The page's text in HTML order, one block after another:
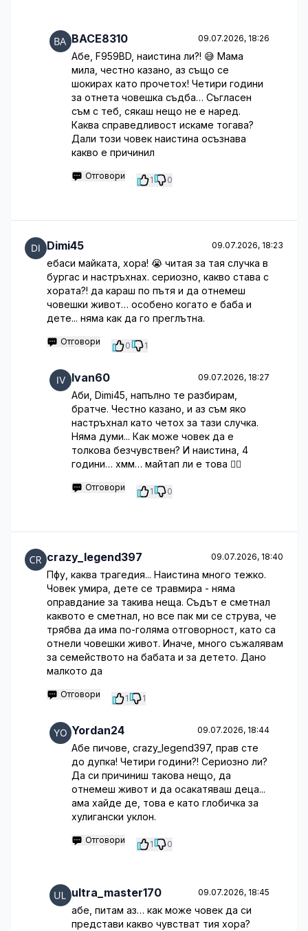
BACE8310 09.07.2026, 18:26
Абе, F959BD, наистина ли?! 😅 Мама
мила, честно казано, аз също се
шокирах като прочетох! Четири години
за отнета човешка съдба… Съгласен
съм с теб, сякаш нещо не е наред.
Каква справедливост искаме тогава?
Дали този човек наистина осъзнава
какво е причинил
Отговори 1 0
Dimi45 09.07.2026, 18:23
ебаси майката, хора! 😭 читая за тая случка в
бургас и настръхнах. сериозно, какво става с
хората?! да караш по пътя и да отнемеш
човешки живот… особено когато е баба и
дете... няма как да го преглътна.
Отговори 0 1
Ivan60 09.07.2026, 18:27
Аби, Dimi45, напълно те разбирам,
братче. Честно казано, и аз съм яко
настръхнал като четох за тази случка.
Няма думи... Как може човек да е
толкова безчувствен? И наистина, 4
години… хмм… майтап ли е това 🤦‍♂️
Отговори 1 0
crazy_legend397 09.07.2026, 18:40
Пфу, каква трагедия... Наистина много тежко.
Човек умира, дете се травмира - няма
оправдание за такива неща. Съдът е сметнал
каквото е сметнал, но все пак ми се струва, че
трябва да има по-голяма отговорност, като са
отнели човешки живот. Иначе, много съжалявам
за семейството на бабата и за детето. Дано
малкото да
Отговори 1 1
Yordan24 09.07.2026, 18:44
Абе пичове, crazy_legend397, прав сте
до дупка! Четири години?! Сериозно ли?
Да си причиниш такова нещо, да
отнемеш живот и да осакатяваш деца...
ама хайде де, това е като глобичка за
хулигански уклон.
Отговори 1 0
ultra_master170 09.07.2026, 18:45
абе, питам аз… как може човек да си
представи какво чувстват тия хора?